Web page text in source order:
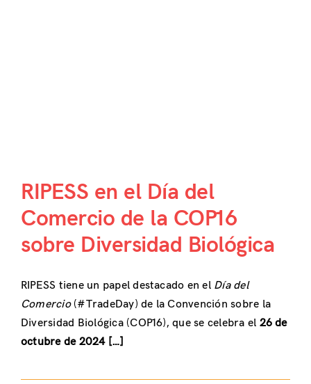
RIPESS en el Día del
Comercio de la COP16
sobre Diversidad Biológica
RIPESS tiene un papel destacado en el Día del
Comercio(#TradeDay) de la Convención sobre la
Diversidad Biológica (COP16), que se celebra el 26 de
octubre de 2024 […]